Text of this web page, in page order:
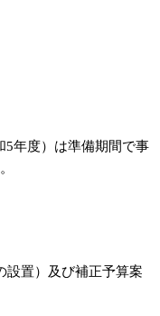
5年度）は準備期間で事
設置）及び補正予算案